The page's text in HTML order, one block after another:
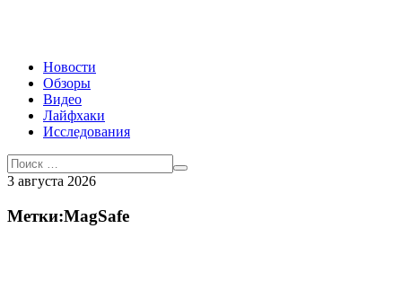
Новости
Обзоры
Видео
Лайфхаки
Исследования
3 августа 2026
Метки:MagSafe